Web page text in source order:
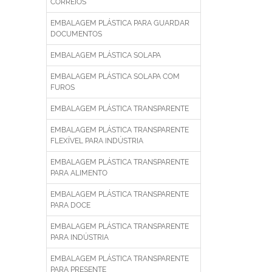
CORREIOS
EMBALAGEM PLÁSTICA PARA GUARDAR
DOCUMENTOS
EMBALAGEM PLÁSTICA SOLAPA
EMBALAGEM PLÁSTICA SOLAPA COM
FUROS
EMBALAGEM PLÁSTICA TRANSPARENTE
EMBALAGEM PLÁSTICA TRANSPARENTE
FLEXÍVEL PARA INDÚSTRIA
EMBALAGEM PLÁSTICA TRANSPARENTE
PARA ALIMENTO
EMBALAGEM PLÁSTICA TRANSPARENTE
PARA DOCE
EMBALAGEM PLÁSTICA TRANSPARENTE
PARA INDÚSTRIA
EMBALAGEM PLÁSTICA TRANSPARENTE
PARA PRESENTE